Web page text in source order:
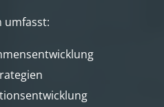
umfasst: